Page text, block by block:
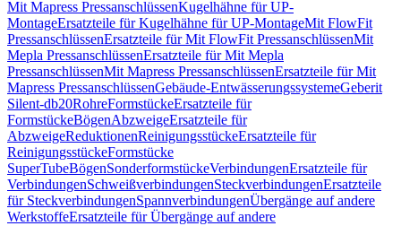
Mit Mapress PressanschlüssenKugelhähne für UP-
MontageErsatzteile für Kugelhähne für UP-MontageMit FlowFit
PressanschlüssenErsatzteile für Mit FlowFit PressanschlüssenMit
Mepla PressanschlüssenErsatzteile für Mit Mepla
PressanschlüssenMit Mapress PressanschlüssenErsatzteile für Mit
Mapress PressanschlüssenGebäude-EntwässerungssystemeGeberit
Silent-db20RohreFormstückeErsatzteile für
FormstückeBögenAbzweigeErsatzteile für
AbzweigeReduktionenReinigungsstückeErsatzteile für
ReinigungsstückeFormstücke
SuperTubeBögenSonderformstückeVerbindungenErsatzteile für
VerbindungenSchweißverbindungenSteckverbindungenErsatzteile
für SteckverbindungenSpannverbindungenÜbergänge auf andere
WerkstoffeErsatzteile für Übergänge auf andere